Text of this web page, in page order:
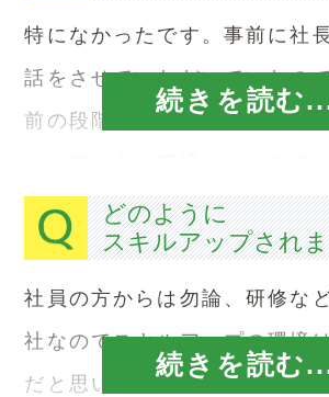
特になかったです。事前に社
話をさせていただいていたの
前の段階で、不安は解消され
だいていたので、入社後もス
ことができたと思います。
続きを読む
どのように
スキルアップされ
社員の方からは勿論、研修な
社なのでスキルアップの環境
だと思います。お客様との良
続きを読む